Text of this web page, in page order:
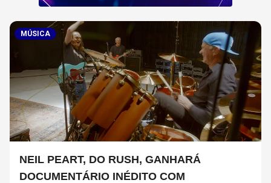
MÚSICA
NEIL PEART, DO RUSH, GANHARÁ
DOCUMENTÁRIO INÉDITO COM